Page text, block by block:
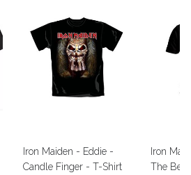
Iron Maiden - Eddie -
Candle Finger - T-Shirt
Iron
The